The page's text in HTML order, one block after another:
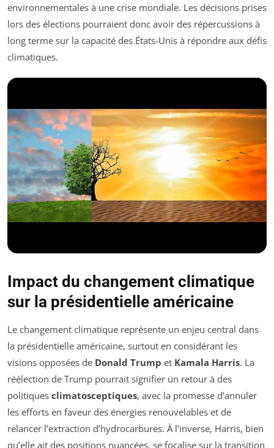
environnementales à une crise mondiale. Les décisions prises
lors des élections pourraient donc avoir des répercussions à
long terme sur la capacité des États-Unis à répondre aux défis
climatiques.
Impact du changement climatique
sur la présidentielle américaine
Le changement climatique représente un enjeu central dans
la présidentielle américaine, surtout en considérant les
visions opposées de Donald Trump et Kamala Harris. La
réélection de Trump pourrait signifier un retour à des
politiques climatosceptiques, avec la promesse d’annuler
les efforts en faveur des énergies renouvelables et de
relancer l’extraction d’hydrocarbures. À l’inverse, Harris, bien
qu’elle ait des positions nuancées, se focalise sur la transition